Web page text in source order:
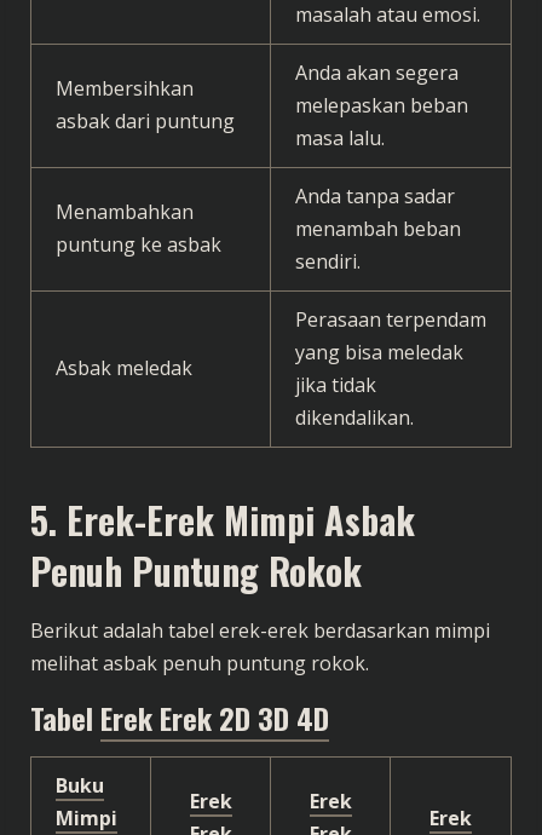
masalah atau emosi.
Membersihkan
asbak dari puntung
Anda akan segera
melepaskan beban
masa lalu.
Menambahkan
puntung ke asbak
Anda tanpa sadar
menambah beban
sendiri.
Asbak meledak
Perasaan terpendam
yang bisa meledak
jika tidak
dikendalikan.
5. Erek-Erek Mimpi Asbak
Penuh Puntung Rokok
Berikut adalah tabel erek-erek berdasarkan mimpi
melihat asbak penuh puntung rokok.
Tabel Erek Erek 2D 3D 4D
Buku
Mimpi
Erek
Erek
Erek